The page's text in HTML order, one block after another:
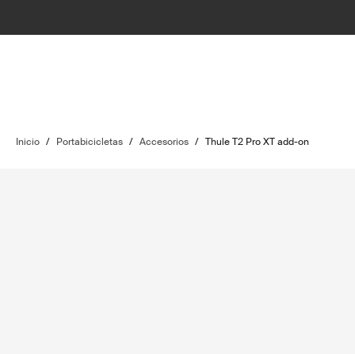
Inicio / Portabicicletas / Accesorios / Thule T2 Pro XT add-on